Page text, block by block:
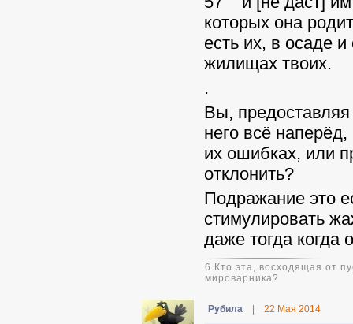
которых она
есть их, в осаде и
жилищах твоих.
.
Вы,
него всё
их ошибках, или
отклонить?
Подражание это
стимулировать
даже тогда когда
6 Кто эта, восходящая от
мироварника?
Pyбила 22 Мая 2014